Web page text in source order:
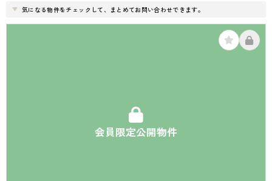
気になる物件をチェックして、まとめてお問い合わせできます。
会員限定公開物件